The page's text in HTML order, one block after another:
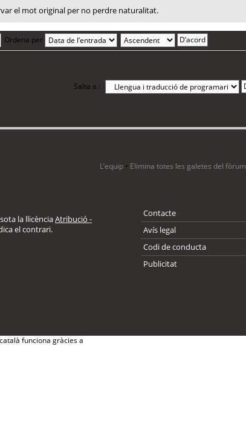
el mot original per no perdre naturalitat.
Ordena per
Salta a :
L’equip • Elimina totes les galetes del fòrum
la llicènciaAtribució -
el contrari.
Contacte
Avís legal
Codi de conducta
Publicitat
funciona gràcies a